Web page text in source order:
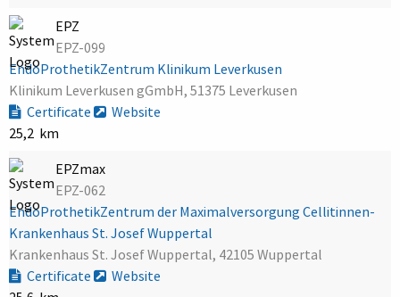
EPZ
EPZ-099
EndoProthetikZentrum Klinikum Leverkusen
Klinikum Leverkusen gGmbH, 51375 Leverkusen
Certificate
Website
25,2 km
EPZmax
EPZ-062
EndoProthetikZentrum der Maximalversorgung Cellitinnen-
Krankenhaus St. Josef Wuppertal
Krankenhaus St. Josef Wuppertal, 42105 Wuppertal
Certificate
Website